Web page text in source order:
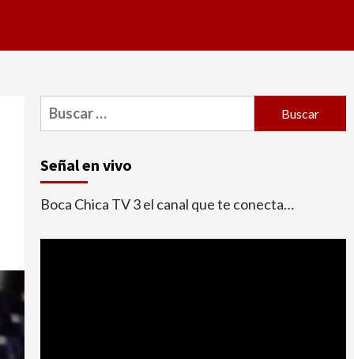
Buscar:
Señal en vivo
Boca Chica TV 3 el canal que te conecta…